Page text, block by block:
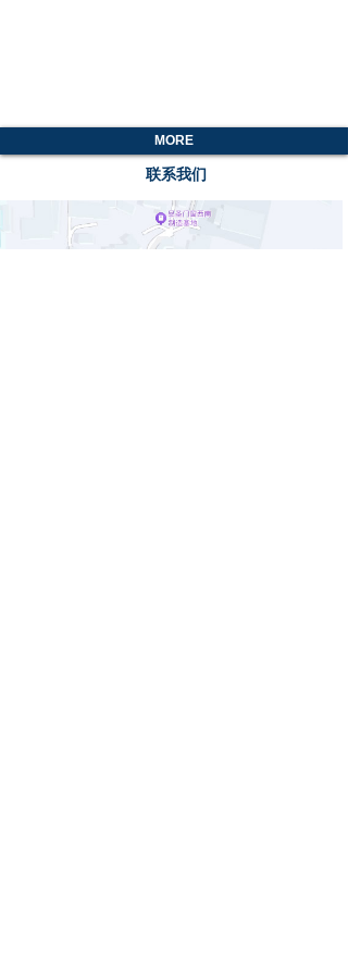
傻瓜式变频冷机
价格:￥0.00
MORE
联系我们